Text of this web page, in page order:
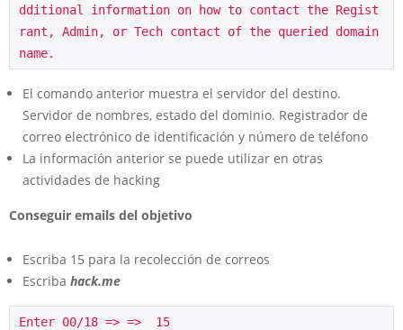
dditional information on how to contact the Regist
rant, Admin, or Tech contact of the queried domain
name.
El comando anterior muestra el servidor del destino.
Servidor de nombres, estado del dominio. Registrador de
correo electrónico de identificación y número de teléfono
La información anterior se puede utilizar en otras
actividades de hacking
Conseguir emails del objetivo
Escriba 15 para la recolección de correos
Escriba hack.me
Enter 00/18 => =>  15